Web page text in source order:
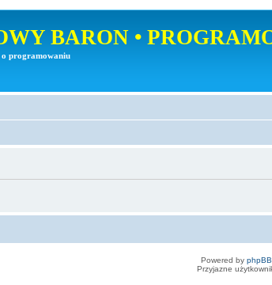
BARON •
programowaniu
Powered by phpBB
Przyjazne